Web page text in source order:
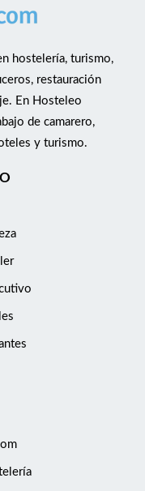
hostelería, turismo,
restauración
En Hosteleo
de camarero,
y turismo.